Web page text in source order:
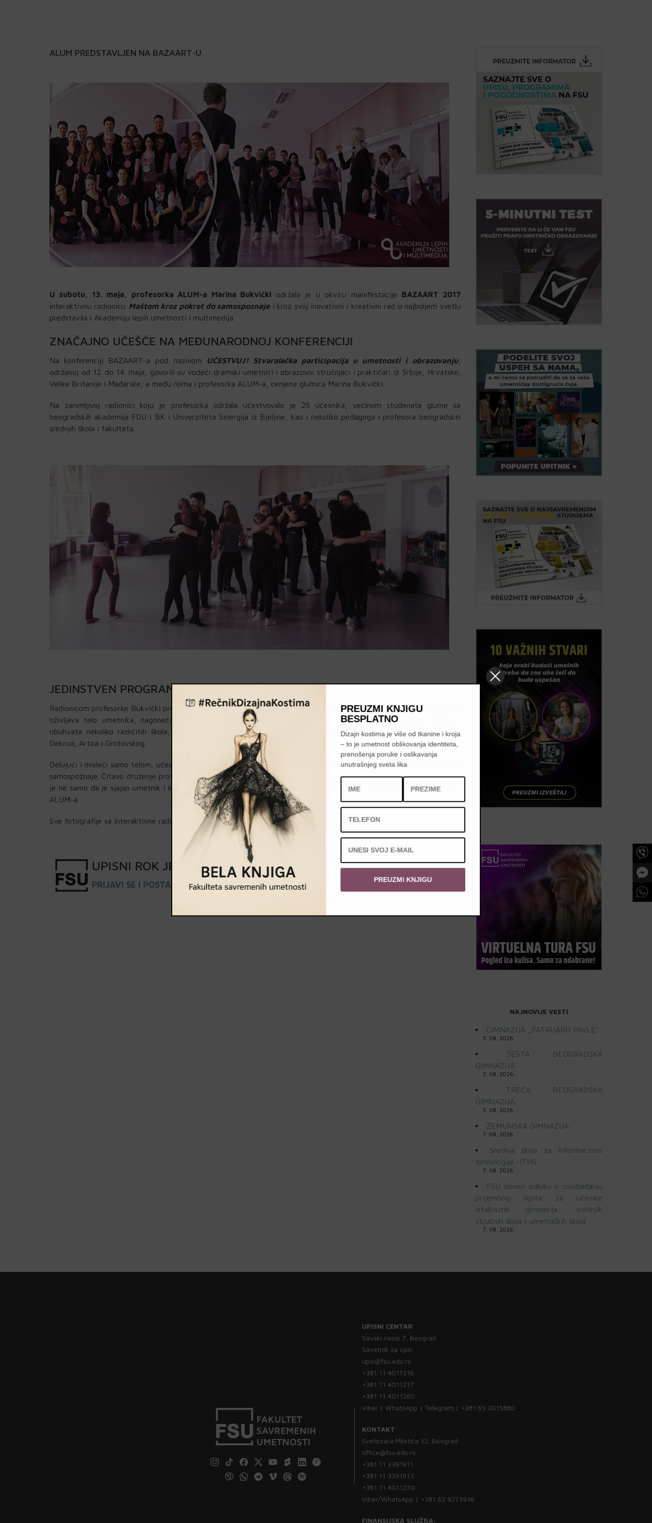
ALUM PREDSTAVLJEN NA BAZAART-U
U subotu, 13. maja, profesorka ALUM-a Marina Bukvički održala je u okviru manifestacije BAZAART 2017
interaktivnu radionicu Maštom kroz pokret do samospoznajei kroz svoj inovativni i kreativni rad u najboljem svetlu
predstavila i Akademiju lepih umetnosti i multimedija.
ZNAČAJNO UČEŠĆE NA MEĐUNARODNOJ KONFERENCIJI
Na konferenciji BAZAART-a pod nazivom UČESTVUJ! Stvaralačka participacija u umetnosti i obrazovanju,
održanoj od 12. do 14. maja, govorili su vodeći dramski umetnici i obrazovni stručnjaci i praktičari iz Srbije, Hrvatske,
Velike Britanije i Mađarske, a među njima i profesorka ALUM-a, cenjena glumica Marina Bukvički.
Na zanimljivoj radionici koju je profesorka održala učestvovalo je 25 učesnika, većinom studenata glume sa
beogradskih akademija FDU i BK i Univerziteta Sinergija iz Bjeljine, kao i nekoliko pedagoga i profesora beogradskih
srednjih škola i fakulteta.
JEDINSTVEN PROGRAM NA RADIONICI
Radionicom profesorke Bukvički predstavljen jejedinstveni program u kom se izvodi niz konkretnih vežbi
oživljava telo umetnika, nagoneći ga da misli i oseća iznova kroz ujedinjeni, slobodni izraz. Celokupan program
obuhvata nekoliko različitih škola, počev od Stanislavskog kao utemeljivača klasične škole glume, do Mejerholjda,
Dekrua, Artoa i Grotovskog.
Delujući i misleći samo telom, učesnici radionice prolazili su razne zadate okolnosti, i maštom i uobraziljom dolazili do
samospoznaje. Čitavo druženje proteklo je uz smeh i vidno zadovoljstvo svih prisutnih, a profesorka Bukvički pokazala
je ne samo da je sjajan umetnik i kreativac već i odličan i posvećen pedagog, sa kojim imaju prilike da uče i studenti
ALUM-a.
Sve fotografije sa interaktivne radionice možete pogledatiu galeriji na sajtu
UPISNI ROK JE OTVOREN
PRIJAVI SE I POSTANI DEO KLASE 2026/27 »
NAJNOVIJE VESTI
GIMNAZIJA „PATRIJARH PAVLE“
7. 08. 2026.
ŠESTA BEOGRADSKA
GIMNAZIJA
7. 08. 2026.
TREĆA BEOGRADSKA
GIMNAZIJA
7. 08. 2026.
ZEMUNSKA GIMNAZIJA
7. 08. 2026.
Srednja škola za Informacione
tehnologije -ITHS
7. 08. 2026.
FSU doneo odluku o oslobađanju
prijemnog ispita za učenike
istaknutih gimnazija, srednjih
stručnih škola i umetničkih škola
7. 08. 2026.
UPISNI CENTAR
Savski nasip 7, Beograd
Savetnik za upis:
upis@fsu.edu.rs
+381 11 4011216
+381 11 4011217
+381 11 4011260
Viber | WhatsApp | Telegram | +381 65 2015880
KONTAKT
Svetozara Miletića 12, Beograd
office@fsu.edu.rs
+381 11 3391911
+381 11 3391912
+381 11 4011270
Viber/WhatsApp | +381 62 9273936
FINANSIJSKA SLUŽBA:
PREUZMI KNJIGU
BESPLATNO
Dizajn kostima je više od tkanine i kroja
– to je umetnost oblikovanja identiteta,
prenošenja poruke i oslikavanja
unutrašnjeg sveta lika
PREUZMI KNJIGU